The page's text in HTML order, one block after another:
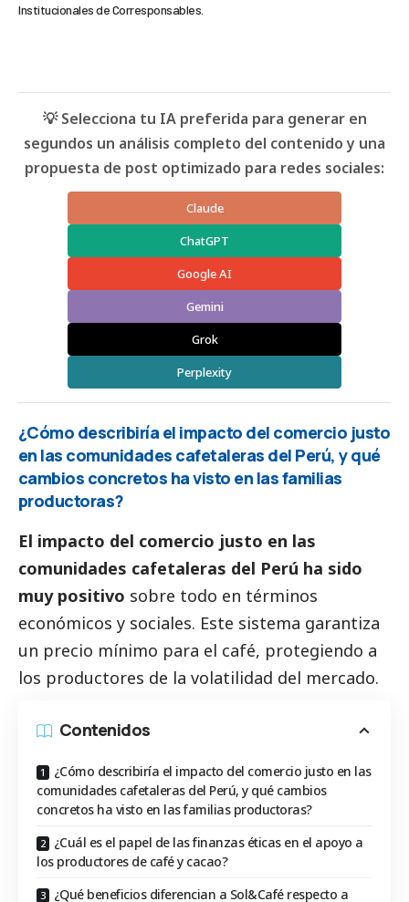
Institucionales de Corresponsables.
💡 Selecciona tu IA preferida para generar en
segundos un análisis completo del contenido y una
propuesta de post optimizado para redes sociales:
Claude
ChatGPT
Google AI
Gemini
Grok
Perplexity
¿Cómo describiría el impacto del comercio justo
en las comunidades cafetaleras del Perú, y qué
cambios concretos ha visto en las familias
productoras?
El impacto del comercio justo en las
comunidades cafetaleras del Perú ha sido
muy positivo sobre todo en términos
económicos y sociales. Este sistema garantiza
un precio mínimo para el café, protegiendo a
los productores de la volatilidad del mercado.
Contenidos
¿Cómo describiría el impacto del comercio justo en las
comunidades cafetaleras del Perú, y qué cambios
concretos ha visto en las familias productoras?
¿Cuál es el papel de las finanzas éticas en el apoyo a
los productores de café y cacao?
¿Qué beneficios diferencian a Sol&Café respecto a